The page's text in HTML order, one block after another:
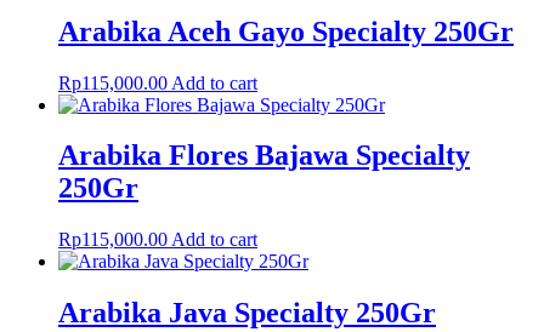
Arabika Aceh Gayo Specialty 250Gr
Rp115,000.00 Add to cart
Arabika Flores Bajawa Specialty
250Gr
Rp115,000.00 Add to cart
Arabika Java Specialty 250Gr